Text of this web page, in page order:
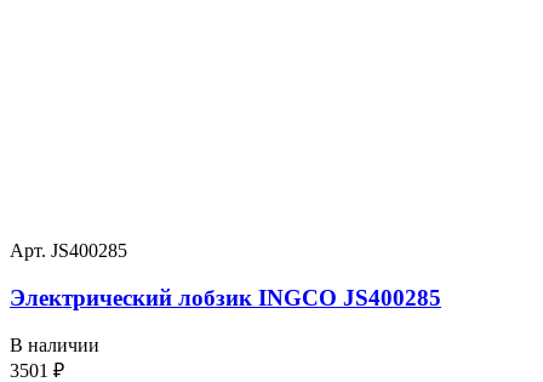
Арт. JS400285
Электрический лобзик INGCO JS400285
В наличии
3501 ₽